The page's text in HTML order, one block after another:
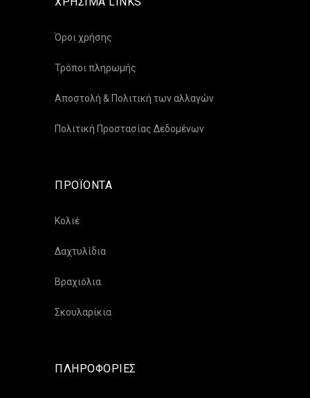
Όροι χρήσης
Τρόποι πληρωμής
Αποστολή & Πολιτική των αλλαγών
Πολιτική Προστασίας Δεδομένων
ΠΡΟΪΟΝΤΑ
Κολιέ
Δαχτυλίδια
Βραχιόλια
Σκουλαρίκια
ΠΛΗΡΟΦΟΡΙΕΣ